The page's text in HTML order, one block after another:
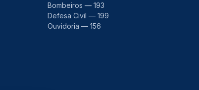
Bombeiros — 193
Defesa Civil — 199
Ouvidoria — 156